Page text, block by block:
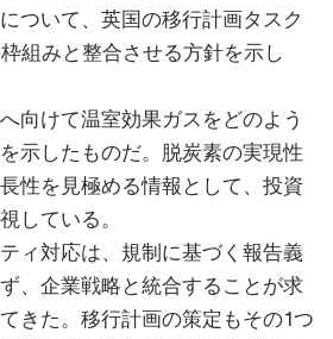
ついて、英国の移行計画タスク
組みと整合させる方針を示し
向けて温室効果ガスをどのよう
示したものだ。脱炭素の実現性
性を見極める情報として、投資
している。
ィ対応は、規制に基づく報告義
、企業戦略と統合することが求
きた。移行計画の策定もその1つ